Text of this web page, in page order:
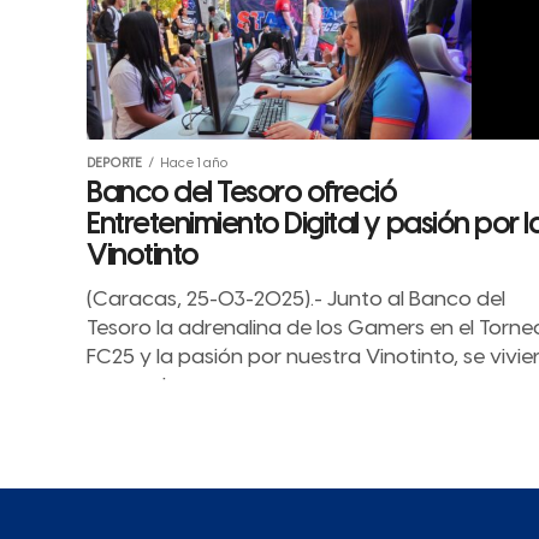
DEPORTE Hace 1 año
Banco del Tesoro ofreció
Entretenimiento Digital y pasión por
Vinotinto
(Caracas, 25-03-2025).- Junto al Banco del
Tesoro la adrenalina de los Gamers en el
FC25 y la pasión por nuestra Vinotinto, se
en un mismo...